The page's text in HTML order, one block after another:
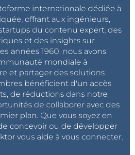
internationale dédiée à
offrant aux ingénieurs,
du contenu expert, des
et des insights sur
années 1960, nous avons
mondiale à
et partager des solutions
bénéficient d'un accès
de réductions dans notre
de collaborer avec des
plan. Que vous soyez en
concevoir ou de développer
vous aide à vous connecter,